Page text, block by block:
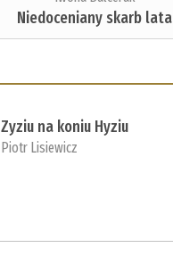
Niedoceniany skarb lata
Zyziu na koniu Hyziu
Piotr Lisiewicz